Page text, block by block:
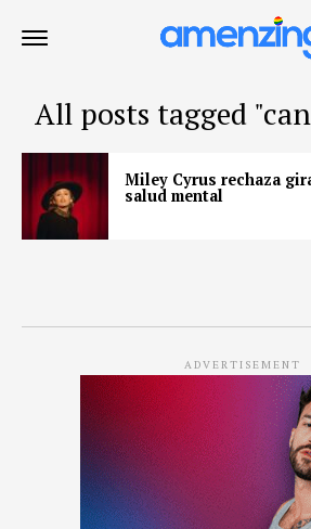
All posts tagged
Miley Cyrus rechaza
salud mental
ADVERTISEMENT